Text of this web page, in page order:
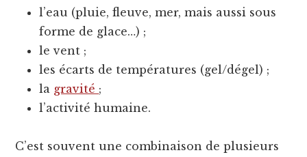
l’eau (pluie, fleuve, mer, mais aussi sous
forme de glace…) ;
le vent ;
les écarts de températures (gel/dégel) ;
la gravité ;
l’activité humaine.
C’est souvent une combinaison de plusieurs